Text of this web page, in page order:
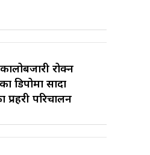
रोक्न
डिपोमा सादा
प्रहरी परिचालन